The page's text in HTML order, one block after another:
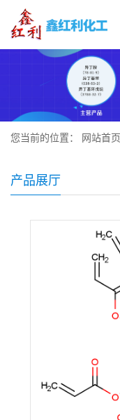
您当前的位置： 网站首页
产品展厅